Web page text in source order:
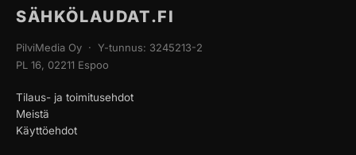
SÄHKÖLAUDAT.FI
PilviMedia Oy · Y-tunnus: 3245213-2
PL 16, 02211 Espoo
Tilaus- ja toimitusehdot
Meistä
Käyttöehdot